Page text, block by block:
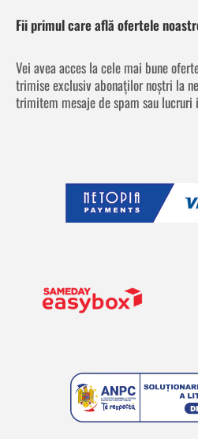
Fii primul care află ofertele
Vei avea acces la cele mai bune
trimise exclusiv abonaților noștri la
trimitem mesaje de spam sau lucruri